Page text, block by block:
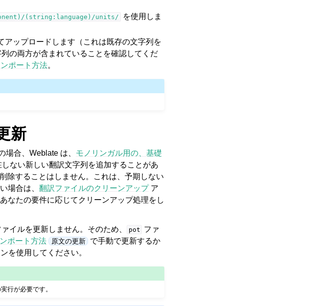
(string:language)/units/
を使用しま
アップロードします（これは既存の文字列を
の両方が含まれていることを確認してくだ
ポート方法。
新
場合、Weblate は、 モノリンガル用の、基礎
ない新しい翻訳文字列を追加することがあ
除することはしません。これは、予期しない
場合は、 翻訳ファイルのクリーンアップア
なたの要件に応じてクリーンアップ処理をし
イルを更新しません。そのため、 pot ファ
ポート方法 原文の更新 で手動で更新するか
を使用してください。
行が必要です。